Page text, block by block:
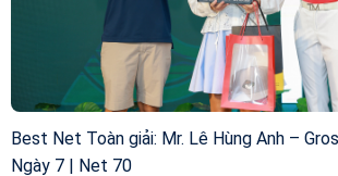
Best Net Toàn giải: Mr. Lê Hùng Anh –
Ngày 7 | Net 70